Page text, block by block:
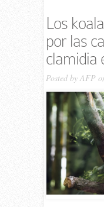
Los
por las
clamidia
Posted by AFP